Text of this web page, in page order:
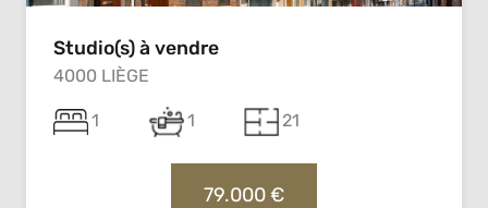
Studio(s) à vendre
4000 LIÈGE
1 1 21
79.000 €